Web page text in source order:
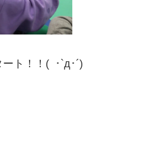
ト！！( ･`д･´)